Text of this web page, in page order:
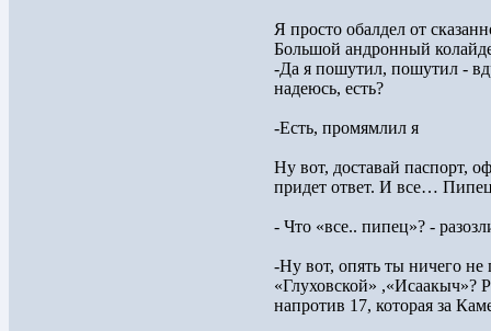
Я просто обалдел от
Большой андронный
-Да я пошутил, пошутил -
надеюсь, есть?
-Есть, промямлил я
Ну вот, доставай паспорт,
придет ответ. И все…
- Что «все.. пипец»? -
-Ну вот, опять ты ничего не
«Глуховской» ,«Исаакыч»?
напротив 17, которая за